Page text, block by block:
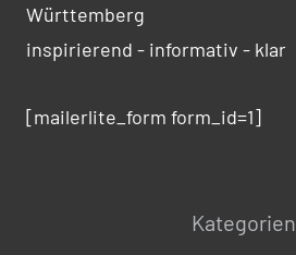
Württemberg
inspirierend - informativ - klar
[mailerlite_form form_id=1]
Kategorien